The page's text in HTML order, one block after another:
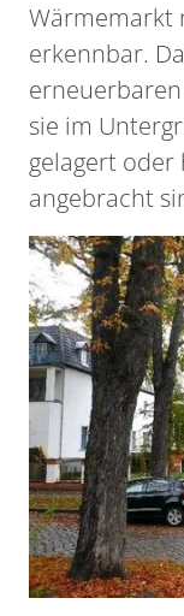
Wärmemarkt
erkennbar.
sie im
gelagert
angebracht